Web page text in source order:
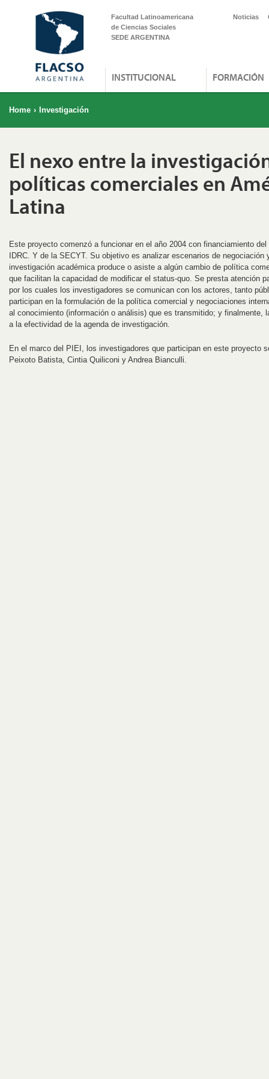
Facultad Latinoamericana
de Ciencias Sociales
SEDE ARGENTINA
Noticias
INSTITUCIONAL FORMACIÓN
Home › Investigación
El nexo entre la
políticas comerciales en
Latina
Este proyecto comenzó a funcionar en el año 2004 con financiamiento
IDRC. Y de la SECYT. Su objetivo es analizar escenarios de
investigación académica produce o asiste a algún cambio de política
que facilitan la capacidad de modificar el status-quo. Se presta atención
por los cuales los investigadores se comunican con los actores, tanto
participan en la formulación de la política comercial y negociaciones
al conocimiento (información o análisis) que es transmitido; y finalmente,
a la efectividad de la agenda de investigación.
En el marco del PIEI, los investigadores que participan en este proyecto
Peixoto Batista, Cintia Quiliconi y Andrea Bianculli.